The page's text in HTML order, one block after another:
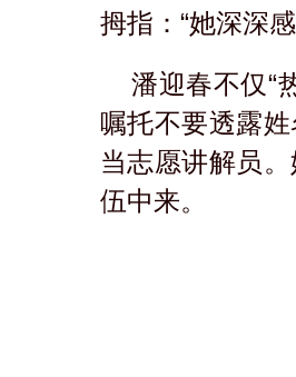
拇指：“她深深
潘迎春不仅“
嘱托不要透露
当志愿讲解员
伍中来。